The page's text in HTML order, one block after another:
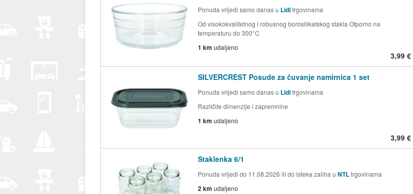
Ponuda vrijedi samo danas u Lidltrgovinama
Od visokokvalitetnog i robusnog borosilikatskog stakla Otporno na
temperaturu do 300°C
1 km udaljeno
3,99 €
SILVERCREST Posude za čuvanje namirnica 1 set
Ponuda vrijedi samo danas u Lidltrgovinama
Različite dimenzije i zapremnine
1 km udaljeno
3,99 €
Staklenka 6/1
Ponuda vrijedi do 11.08.2026 ili do isteka zaliha u NTLtrgovinama
2 km udaljeno